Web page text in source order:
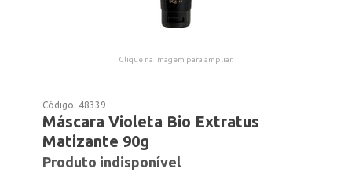
Clique na imagem para ampliar.
Código: 48339
Máscara Violeta Bio Extratus
Matizante 90g
Produto indisponível